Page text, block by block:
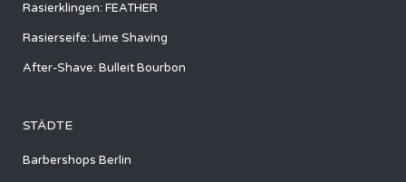
Rasierklingen: FEATHER
Rasierseife: Lime Shaving
After-Shave: Bulleit Bourbon
STÄDTE
Barbershops Berlin